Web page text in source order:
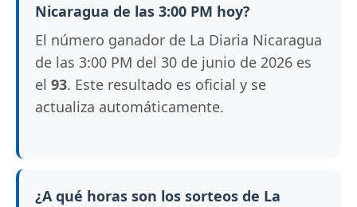
Nicaragua de las 3:00 PM hoy?
El número ganador de La Diaria Nicaragua
de las 3:00 PM del 30 de junio de 2026 es
el 93. Este resultado es oficial y se
actualiza automáticamente.
¿A qué horas son los sorteos de La